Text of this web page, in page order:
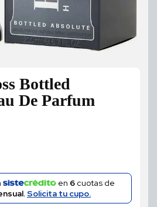
Bottled
De Parfum
en 6cuotas de
Solicita tu cupo.